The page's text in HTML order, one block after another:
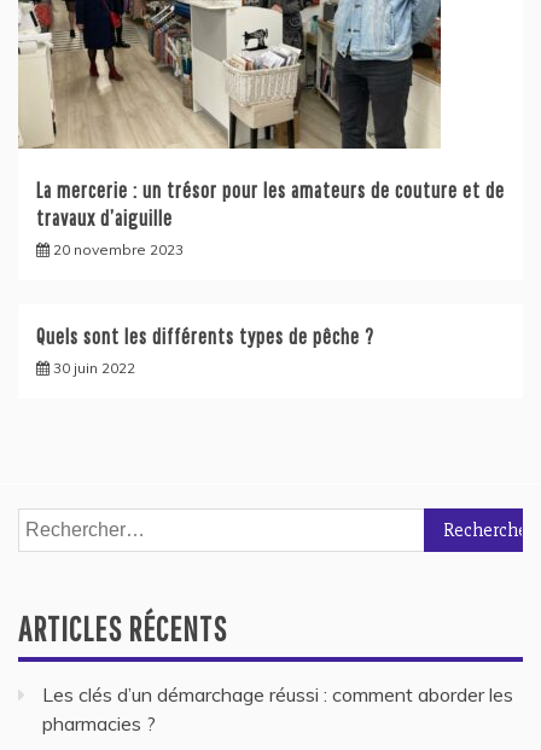
La mercerie : un trésor pour les amateurs de couture et de
travaux d’aiguille
20 novembre 2023
Quels sont les différents types de pêche ?
30 juin 2022
Rechercher :
ARTICLES RÉCENTS
Les clés d’un démarchage réussi : comment aborder les
pharmacies ?